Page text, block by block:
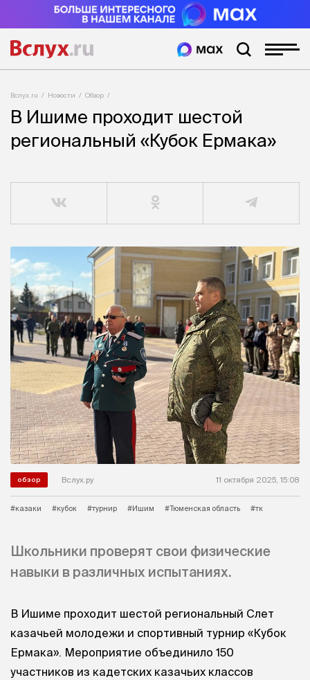
Вслух.ru Новости Обзор
В Ишиме проходит шестой
региональный «Кубок Ермака»
обзор Вслух.ру 11 октября 2025, 15:08
#казаки #кубок #турнир #Ишим #Тюменская область #тк
Школьники проверят свои физические
навыки в различных испытаниях.
В Ишиме проходит шестой региональный Слет
казачьей молодежи и спортивный турнир «Кубок
Ермака». Мероприятие объединило 150
участников из кадетских казачьих классов